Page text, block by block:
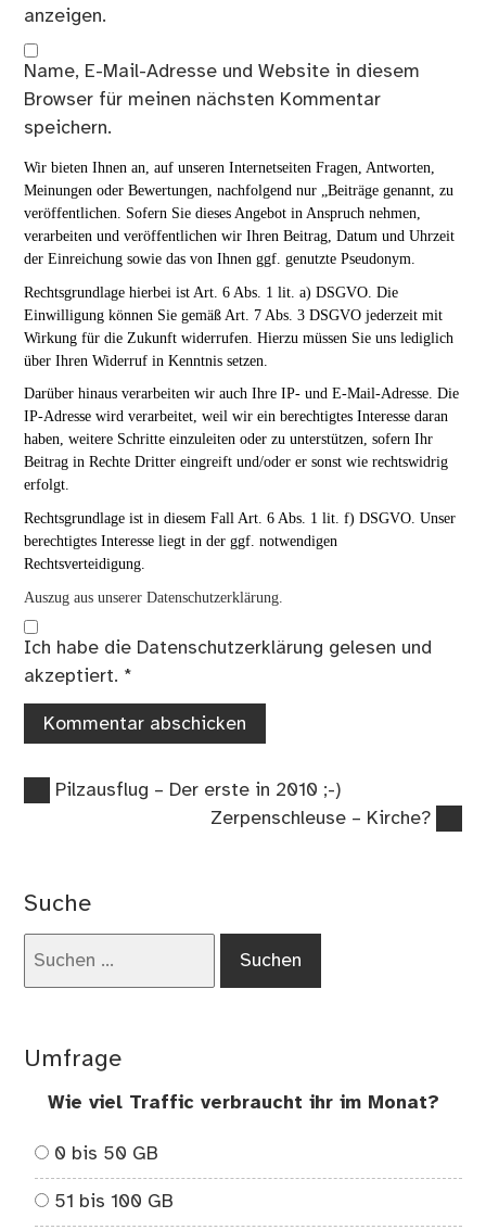
anzeigen.
Name, E-Mail-Adresse und Website in diesem
Browser für meinen nächsten Kommentar
speichern.
Wir bieten Ihnen an, auf unseren Internetseiten Fragen, Antworten,
Meinungen oder Bewertungen, nachfolgend nur „Beiträge genannt, zu
veröffentlichen. Sofern Sie dieses Angebot in Anspruch nehmen,
verarbeiten und veröffentlichen wir Ihren Beitrag, Datum und Uhrzeit
der Einreichung sowie das von Ihnen ggf. genutzte Pseudonym.
Rechtsgrundlage hierbei ist Art. 6 Abs. 1 lit. a) DSGVO. Die
Einwilligung können Sie gemäß Art. 7 Abs. 3 DSGVO jederzeit mit
Wirkung für die Zukunft widerrufen. Hierzu müssen Sie uns lediglich
über Ihren Widerruf in Kenntnis setzen.
Darüber hinaus verarbeiten wir auch Ihre IP- und E-Mail-Adresse. Die
IP-Adresse wird verarbeitet, weil wir ein berechtigtes Interesse daran
haben, weitere Schritte einzuleiten oder zu unterstützen, sofern Ihr
Beitrag in Rechte Dritter eingreift und/oder er sonst wie rechtswidrig
erfolgt.
Rechtsgrundlage ist in diesem Fall Art. 6 Abs. 1 lit. f) DSGVO. Unser
berechtigtes Interesse liegt in der ggf. notwendigen
Rechtsverteidigung.
Auszug aus unserer Datenschutzerklärung.
Ich habe die Datenschutzerklärung gelesen und
akzeptiert. *
Beitragsnavigation
Vorheriger
Pilzausflug – Der erste in 2010 ;-)
Nächster
Zerpenschleuse – Kirche?
Suche
Umfrage
Wie viel Traffic verbraucht ihr im Monat?
0 bis 50 GB
51 bis 100 GB